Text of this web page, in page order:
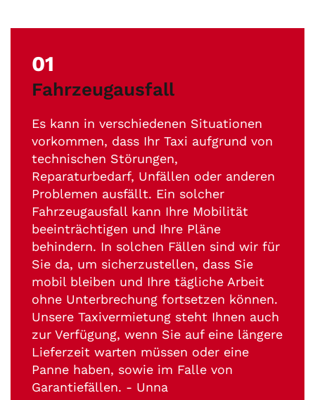
01
Fahrzeugausfall
Es kann in verschiedenen Situationen
vorkommen, dass Ihr Taxi aufgrund von
technischen Störungen,
Reparaturbedarf, Unfällen oder anderen
Problemen ausfällt. Ein solcher
Fahrzeugausfall kann Ihre Mobilität
beeinträchtigen und Ihre Pläne
behindern. In solchen Fällen sind wir für
Sie da, um sicherzustellen, dass Sie
mobil bleiben und Ihre tägliche Arbeit
ohne Unterbrechung fortsetzen können.
Unsere Taxivermietung steht Ihnen auch
zur Verfügung, wenn Sie auf eine längere
Lieferzeit warten müssen oder eine
Panne haben, sowie im Falle von
Garantiefällen. - Unna